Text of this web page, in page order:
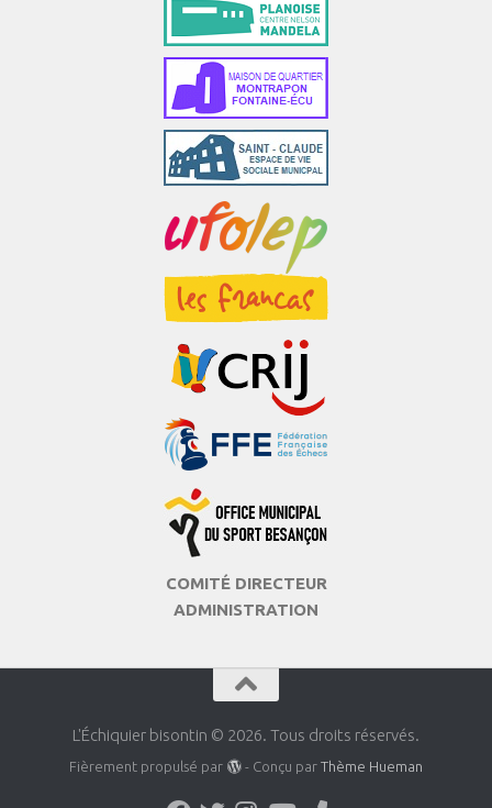
COMITÉ DIRECTEUR
ADMINISTRATION
L'Échiquier bisontin © 2026. Tous droits réservés.
Fièrement propulsé par - Conçu par Thème Hueman